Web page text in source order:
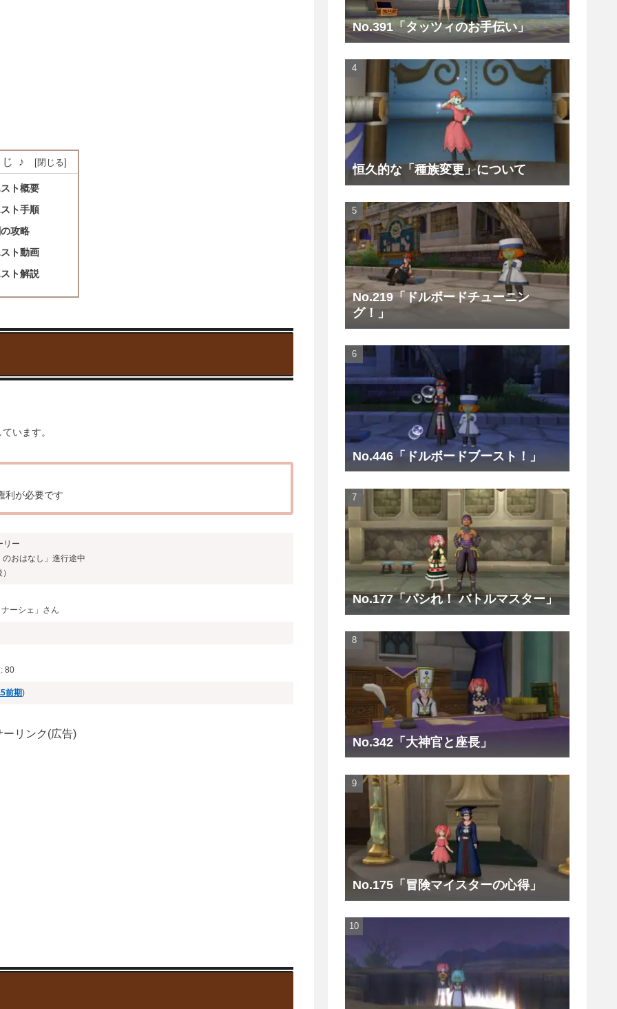
♪
ト概要
ト手順
攻略
ト動画
ト解説
います。
利が必要です
リー
おはなし」進行途中
ーシェ」さん
80
前期)
ーリンク(広告)
No.391「タッツィのお手伝い」
恒久的な「種族変更」について
No.219「ドルボードチューニン
グ！」
No.446「ドルボードブースト！」
No.177「パシれ！ バトルマスター」
No.342「大神官と座長」
No.175「冒険マイスターの心得」